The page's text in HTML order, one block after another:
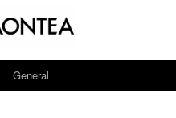
General